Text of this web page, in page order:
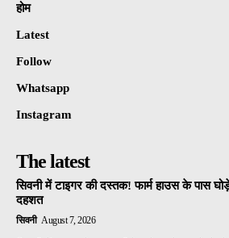
होम
Latest
Follow
Whatsapp
Instagram
The latest
सिवनी में टाइगर की दस्तक! फार्म हाउस के पास
दहशत
सिवनी August 7, 2026